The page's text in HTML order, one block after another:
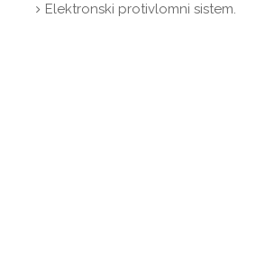
Elektronski protivlomni sistem.